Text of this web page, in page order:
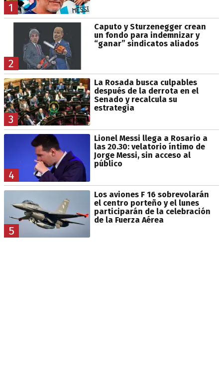
1
2
Caputo y Sturzenegger crean
un fondo para indemnizar y
“ganar” sindicatos aliados
3
La Rosada busca culpables
después de la derrota en el
Senado y recalcula su
estrategia
4
Lionel Messi llega a Rosario a
las 20.30: velatorio íntimo de
Jorge Messi, sin acceso al
público
5
Los aviones F 16 sobrevolarán
el centro porteño y el lunes
participarán de la celebración
de la Fuerza Aérea